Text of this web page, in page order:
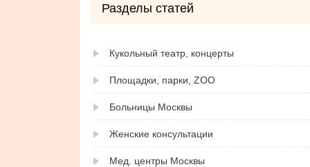
Разделы статей
Кукольный театр, концерты
Площадки, парки, ZOO
Больницы Москвы
Женские консультации
Мед. центры Москвы